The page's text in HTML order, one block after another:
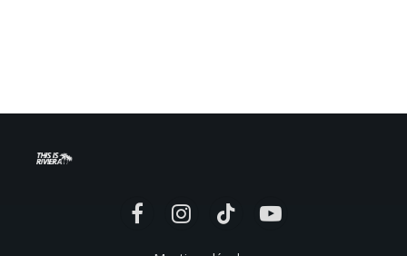
FacebookInstagramTikTok YouTube